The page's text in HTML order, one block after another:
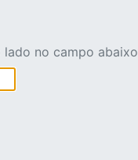
lado no campo abaixo